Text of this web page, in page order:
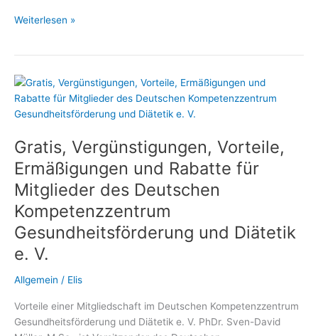
Diätassistenten
von
der
Mitgliedschaft
Deutschen
Kompetenzzentrum
Gesundheitsförderung
und
Diätetik
Weiterlesen »
Gratis, Vergünstigungen, Vorteile,
Ermäßigungen und Rabatte für
Mitglieder des Deutschen
Kompetenzzentrum
Gesundheitsförderung und Diätetik
e. V.
Allgemein / Elis
Vorteile einer Mitgliedschaft im Deutschen Kompetenzzentrum
Gesundheitsförderung und Diätetik e. V. PhDr. Sven-David